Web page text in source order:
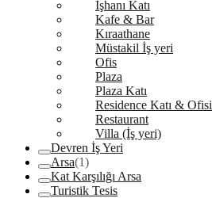
İşhanı Katı
Kafe & Bar
Kıraathane
Müstakil İş yeri
Ofis
Plaza
Plaza Katı
Residence Katı & Ofisi
Restaurant
Villa (İş yeri)
Devren İş Yeri
Arsa(1)
Kat Karşılığı Arsa
Turistik Tesis